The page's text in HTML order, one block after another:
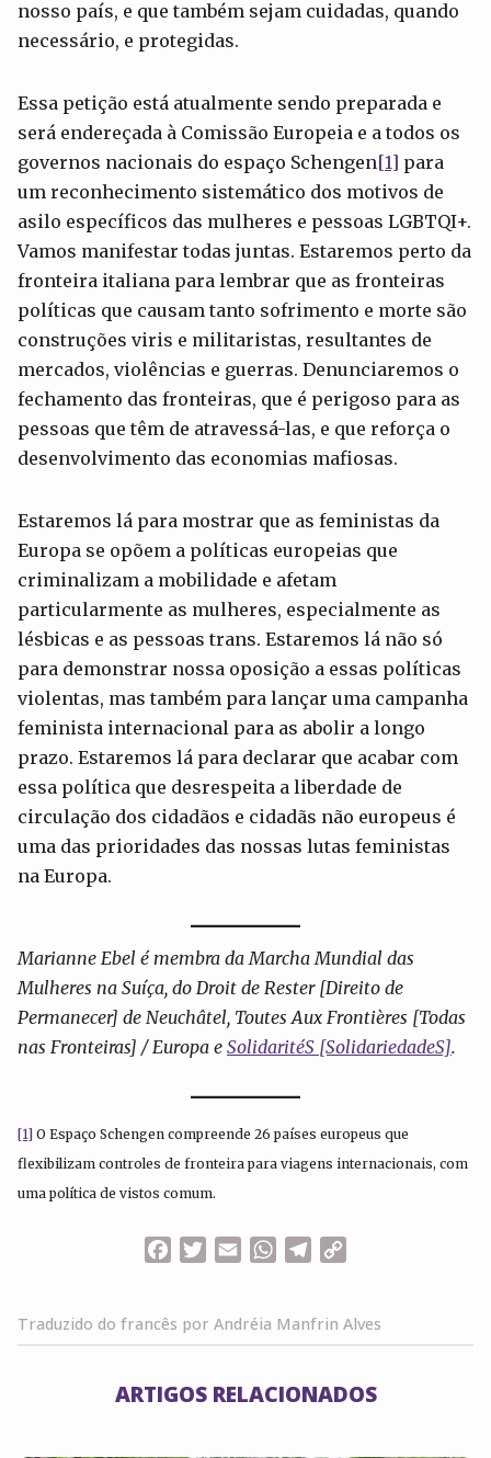
nosso país, e que também sejam cuidadas, quando
necessário, e protegidas.
Essa petição está atualmente sendo preparada e
será endereçada à Comissão Europeia e a todos os
governos nacionais do espaço Schengen[1] para
um reconhecimento sistemático dos motivos de
asilo específicos das mulheres e pessoas LGBTQI+.
Vamos manifestar todas juntas. Estaremos perto da
fronteira italiana para lembrar que as fronteiras
políticas que causam tanto sofrimento e morte são
construções viris e militaristas, resultantes de
mercados, violências e guerras. Denunciaremos o
fechamento das fronteiras, que é perigoso para as
pessoas que têm de atravessá-las, e que reforça o
desenvolvimento das economias mafiosas.
Estaremos lá para mostrar que as feministas da
Europa se opõem a políticas europeias que
criminalizam a mobilidade e afetam
particularmente as mulheres, especialmente as
lésbicas e as pessoas trans. Estaremos lá não só
para demonstrar nossa oposição a essas políticas
violentas, mas também para lançar uma campanha
feminista internacional para as abolir a longo
prazo. Estaremos lá para declarar que acabar com
essa política que desrespeita a liberdade de
circulação dos cidadãos e cidadãs não europeus é
uma das prioridades das nossas lutas feministas
na Europa.
Marianne Ebel é membra da Marcha Mundial das
Mulheres na Suíça, do Droit de Rester [Direito de
Permanecer] de Neuchâtel, Toutes Aux Frontières [Todas
nas Fronteiras] / Europa e SolidaritéS [SolidariedadeS].
[1] O Espaço Schengen compreende 26 países europeus que
flexibilizam controles de fronteira para viagens internacionais, com
uma política de vistos comum.
FacebookTwitterEmailWhatsApp
Telegram
Traduzido do francês por Andréia Manfrin Alves
ARTIGOS RELACIONADOS